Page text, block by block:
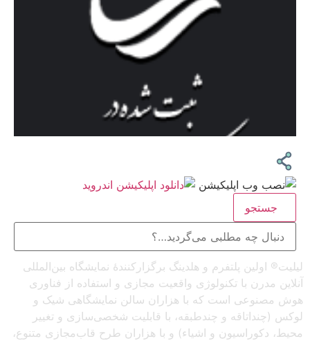
جستجو
لیلیت® اولین پلتفرم و هلدینگ برگزارکنندهٔ نمایشگاه بین‌المللی
آنلاین مدرن با تکنولوژی واقعیت مجازی و استفاده از فناوری
هوش مصنوعی است که با هزاران سالن نمایشگاهی شیک و
لوکس (چنداتاقه و چندطبقه، با قابلیت شخصی‌سازی و تغییر
محیط، دکوراسیون و اشیاء) و با هزاران طرح قاب‌مجازی متنوع،